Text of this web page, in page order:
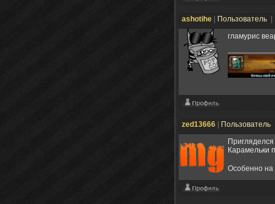
ashotihe Пользователь
гламурис
zed13666 Пользователь
Карамельки
Особенно на